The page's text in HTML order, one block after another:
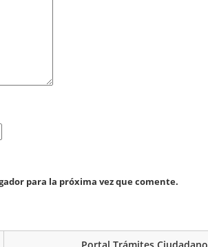
para la próxima vez que comente.